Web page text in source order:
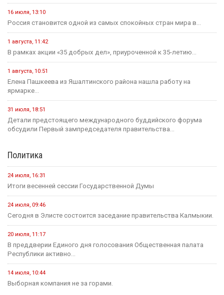
16 июля, 13:10
Россия становится одной из самых спокойных стран мира в...
1 августа, 11:42
В рамках акции «35 добрых дел», приуроченной к 35-летию...
1 августа, 10:51
Елена Пашкеева из Яшалтинского района нашла работу на
ярмарке...
31 июля, 18:51
Детали предстоящего международного буддийского форума
обсудили Первый зампредседателя правительства...
Политика
24 июля, 16:31
Итоги весенней сессии Государственной Думы
24 июля, 09:46
Сегодня в Элисте состоится заседание правительства Калмыкии.
20 июля, 11:17
В преддверии Единого дня голосования Общественная палата
Республики активно...
14 июля, 10:44
Выборная компания не за горами.